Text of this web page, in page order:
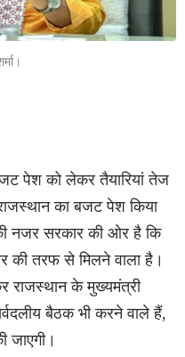
पेश को लेकर तैयारियां तेज
का बजट पेश किया
नजर सरकार की ओर है कि
की तरफ से मिलने वाला है।
राजस्थान के मुख्यमंत्री
बैठक भी करने वाले हैं,
जाएगी।